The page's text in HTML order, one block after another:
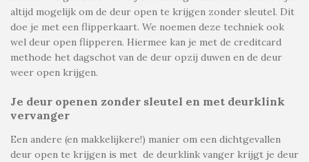
altijd mogelijk om de deur open te krijgen zonder sleutel. Dit
doe je met een flipperkaart. We noemen deze techniek ook
wel deur open flipperen. Hiermee kan je met de creditcard
methode het dagschot van de deur opzij duwen en de deur
weer open krijgen.
Je deur openen zonder sleutel en met deurklink
vervanger
Een andere (en makkelijkere!) manier om een dichtgevallen
deur open te krijgen is met de deurklink vanger krijgt je deur